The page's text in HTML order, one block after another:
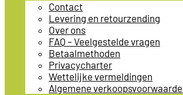
Contact
Levering en retourzending
Over ons
FAQ – Veelgestelde vragen
Betaalmethoden
Privacycharter
Wettelijke vermeldingen
Algemene